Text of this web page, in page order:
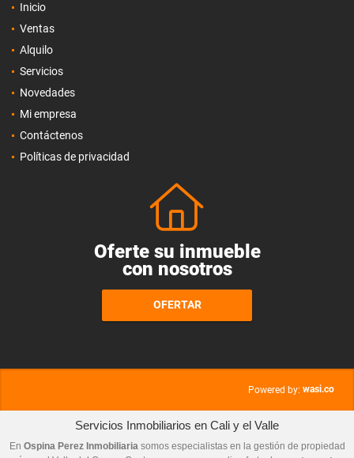
Inicio
Ventas
Alquilo
Servicios
Novedades
Mi empresa
Contáctenos
Políticas de privacidad
Oferte su inmueble
con nosotros
OFERTAR
Powered by: wasi.co
Servicios Inmobiliarios en Cali y el Valle
En Ospina Perez Inmobiliariasomos especialistas en la gestión de propiedad